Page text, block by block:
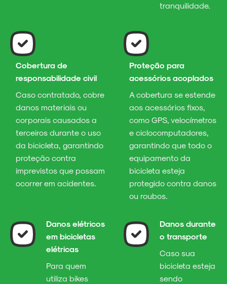
tranquilidade.
Cobertura de
responsabilidade civil
Caso contratado, cobre
danos materiais ou
corporais causados a
terceiros durante o uso
da bicicleta, garantindo
proteção contra
imprevistos que possam
ocorrer em acidentes.
Proteção para
acessórios acoplados
A cobertura se estende
aos acessórios fixos,
como GPS, velocímetros
e ciclocomputadores,
garantindo que todo o
equipamento da
bicicleta esteja
protegido contra danos
ou roubos.
Danos elétricos
em bicicletas
elétricas
Para quem
utiliza bikes
Danos durante
o transporte
Caso sua
bicicleta esteja
sendo